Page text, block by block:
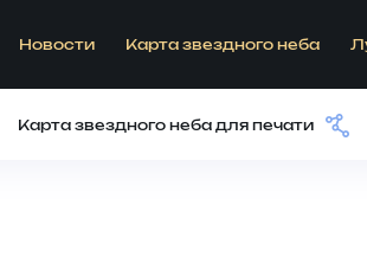
Новости Карта звездного неба
Карта звездного неба для печати